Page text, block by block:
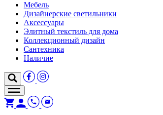
Мебель
Дизайнерские светильники
Аксессуары
Элитный текстиль для дома
Коллекционный дизайн
Сантехника
Наличие